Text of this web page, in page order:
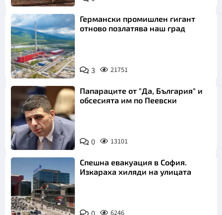
Германски промишлен гигант
отново позлатява наш град
3 21751
Папараците от "Да, България" и
обсесията им по Пеевски
0 13101
Спешна евакуация в София.
Изкараха хиляди на улицата